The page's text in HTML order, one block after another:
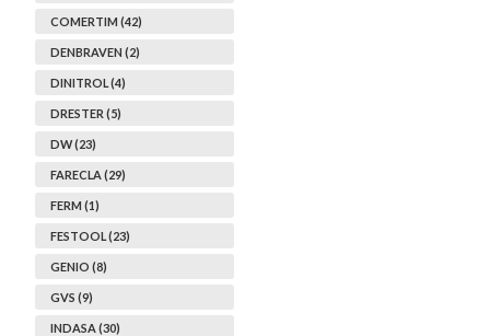
COMERTIM (42)
DENBRAVEN (2)
DINITROL (4)
DRESTER (5)
DW (23)
FARECLA (29)
FERM (1)
FESTOOL (23)
GENIO (8)
GVS (9)
INDASA (30)